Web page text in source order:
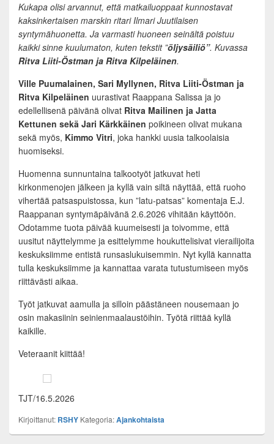
Kukapa olisi arvannut, että matkailuoppaat kunnostavat
kaksinkertaisen marskin ritari Ilmari Juutilaisen
syntymähuonetta. Ja varmasti huoneen seinältä poistuu
kaikki sinne kuulumaton, kuten tekstit ”öljysäiliö”. Kuvassa
Ritva Liiti-Östman ja Ritva Kilpeläinen.
Ville Puumalainen, Sari Myllynen, Ritva Liiti-Östman ja
Ritva Kilpeläinen uurastivat Raappana Salissa ja jo
edellellisenä päivänä olivat Ritva Mailinen ja Jatta
Kettunen sekä Jari Kärkkäinen poikineen olivat mukana
sekä myös, Kimmo Vitri, joka hankki uusia talkoolaisia
huomiseksi.
Huomenna sunnuntaina talkootyöt jatkuvat heti
kirkonmenojen jälkeen ja kyllä vain siltä näyttää, että ruoho
vihertää patsaspuistossa, kun ”latu-patsas” komentaja E.J.
Raappanan syntymäpäivänä 2.6.2026 vihitään käyttöön.
Odotamme tuota päivää kuumeisesti ja toivomme, että
uusitut näyttelymme ja esittelymme houkuttelisivat vierailijoita
keskuksiimme entistä runsaslukuisemmin. Nyt kyllä kannatta
tulla keskuksiimme ja kannattaa varata tutustumiseen myös
riittävästi aikaa.
Työt jatkuvat aamulla ja silloin päästäneen nousemaan jo
osin makasiinin seinienmaalaustöihin. Työtä riittää kyllä
kaikille.
Veteraanit kiittää!
TJT/16.5.2026
Kirjoittanut: RSHY Kategoria:Ajankohtaista